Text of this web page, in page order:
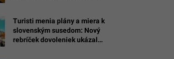
Turisti menia plány a miera k
slovenským susedom: Nový
rebríček dovoleniek ukázal